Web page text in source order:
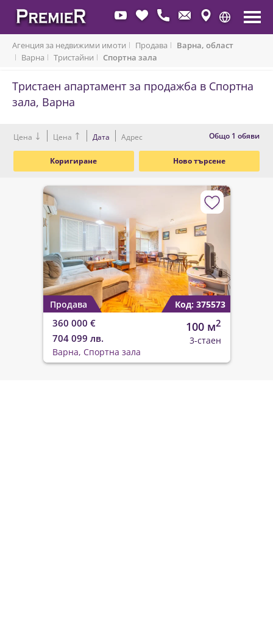
Агенция за недвижими имоти Продава
Варна, област
Варна
Тристайни Спортна зала
Тристаен апартамент за продажба в Спортна
зала, Варна
Цена Цена Дата Адрес Oбщо 1 обяви
Коригиране Ново търсене
Продава Код: 375573
360 000 €
704 099 лв.
100 м2
3-стаен
Варна, Спортна зала